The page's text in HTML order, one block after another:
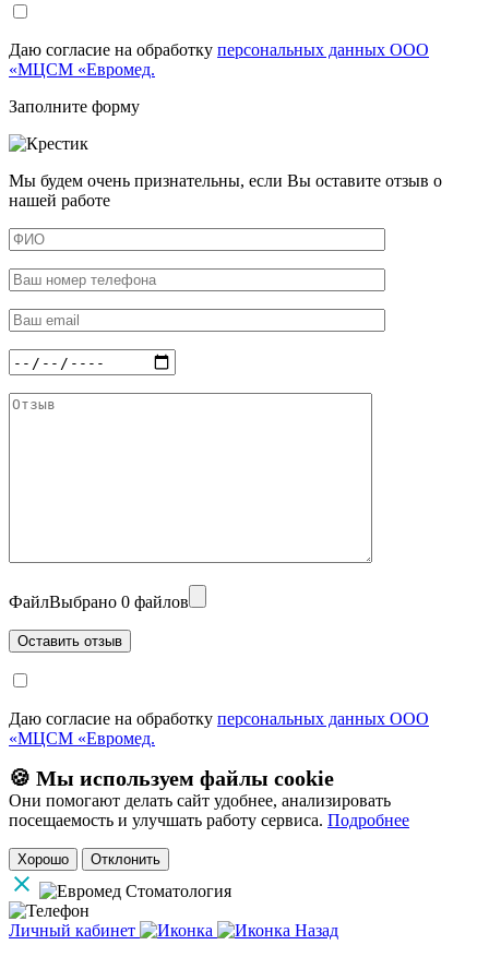
Даю согласие на обработку персональных данных ООО
«МЦСМ «Евромед.
Заполните форму
Мы будем очень признательны, если Вы оставите отзыв о
нашей работе
ФайлВыбрано 0 файлов
Даю согласие на обработку персональных данных ООО
«МЦСМ «Евромед.
🍪 Мы используем файлы cookie
Они помогают делать сайт удобнее, анализировать
посещаемость и улучшать работу сервиса. Подробнее
Хорошо Отклонить
Личный кабинет
Назад